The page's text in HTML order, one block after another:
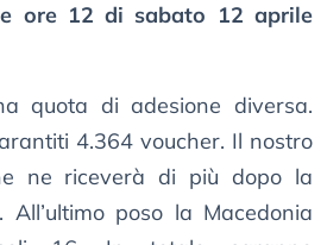
ore 12 di sabato 12 aprile
quota di adesione diversa.
4.364 voucher. Il nostro
ne riceverà di più dopo la
poso la Macedonia